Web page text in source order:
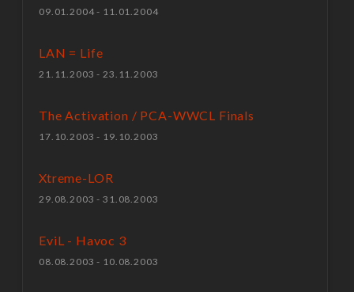
09.01.2004 - 11.01.2004
LAN = Life
21.11.2003 - 23.11.2003
The Activation / PCA-WWCL Finals
17.10.2003 - 19.10.2003
Xtreme-LOR
29.08.2003 - 31.08.2003
EviL - Havoc 3
08.08.2003 - 10.08.2003